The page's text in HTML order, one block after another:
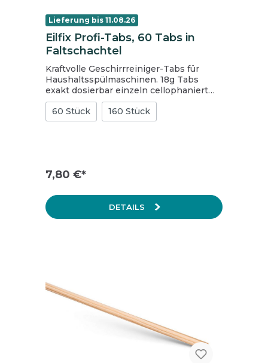
Auszeichnungen
Lieferung bis 11.08.26
Eilfix Profi-Tabs, 60 Tabs in
Faltschachtel
Kraftvolle Geschirrreiniger-Tabs für
Haushaltsspülmaschinen. 18g Tabs
exakt dosierbar einzeln cellophaniert
bequem und sauber in der Anwendung
kurze Auflösezeit getrennte Bleich- und
Enzymphase
60 Stück 160 Stück
7,80 €*
DETAILS